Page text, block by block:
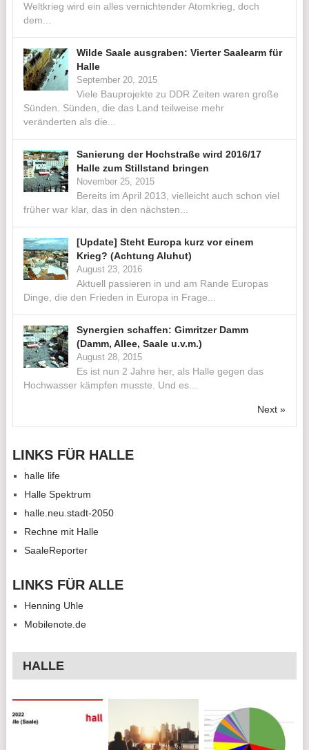
Weltkrieg wird ein alles vernichtender Atomkrieg, doch
dem...
Wilde Saale ausgraben: Vierter Saalearm für
Halle
September 20, 2015
Viele Bauprojekte zu DDR Zeiten waren große
Sünden. Sünden, die das Land teilweise mehr
veränderten als die...
Sanierung der Hochstraße wird 2016/17
Halle zum Stillstand bringen
November 25, 2015
Bereits im April 2013, vielleicht auch schon viel
früher war klar, das in den nächsten...
[Update] Steht Europa kurz vor einem
Krieg? (Achtung Aluhut)
August 23, 2016
Aktuell passieren in und am Rande Europas
Dinge, die den Frieden in Europa in Frage...
Synergien schaffen: Gimritzer Damm
(Damm, Allee, Saale u.v.m.)
August 28, 2015
Es ist nun 2 Jahre her, als Halle gegen das
Hochwasser kämpfen musste. Und es...
Next »
LINKS FÜR HALLE
halle life
Halle Spektrum
halle.neu.stadt-2050
Rechne mit Halle
SaaleReporter
LINKS FÜR ALLE
Henning Uhle
Mobilenote.de
HALLE